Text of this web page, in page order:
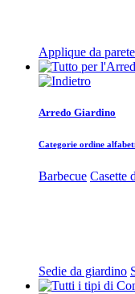
Applique da parete
Arredo Giardino
Categorie ordine
Barbecue Casette
Sedie da giardino